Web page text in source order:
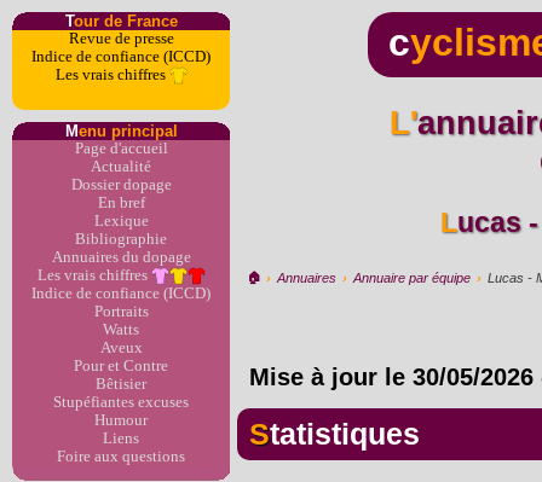
Tour de France
Revue de presse
Indice de confiance (ICCD)
Les vrais chiffres
Menu principal
Page d'accueil
Actualité
Dossier dopage
En bref
Lexique
Bibliographie
Annuaires du dopage
Les vrais chiffres
Indice de confiance (ICCD)
Portraits
Watts
Aveux
Pour et Contre
Bêtisier
Stupéfiantes excuses
Humour
Liens
Foire aux questions
c
L'annuaire du dopage par
Lucas
🏠︎ › Annuaires › Annuaire par équipe › Lucas -
Mise à jour le 30/05/2026
Statistiques